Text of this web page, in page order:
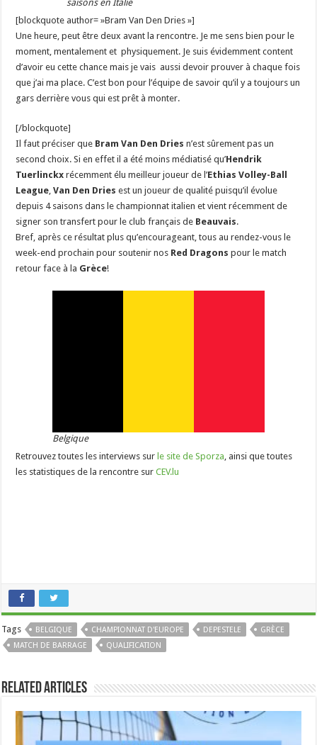
saisons en Italie
[blockquote author= »Bram Van Den Dries »]
Une heure, peut être deux avant la rencontre. Je me sens bien pour le
moment, mentalement et physiquement. Je suis évidemment content
d’avoir eu cette chance mais je vais aussi devoir prouver à chaque fois
que j’ai ma place. C’est bon pour l’équipe de savoir qu’il y a toujours un
gars derrière vous qui est prêt à monter.
[/blockquote]
Il faut préciser que Bram Van Den Dries n’est sûrement pas un
second choix. Si en effet il a été moins médiatisé qu’Hendrik
Tuerlinckx récemment élu meilleur joueur de l’Ethias Volley-Ball
League ,Van Den Dries est un joueur de qualité puisqu’il évolue
depuis 4 saisons dans le championnat italien et vient récemment de
signer son transfert pour le club français de Beauvais.
Bref, après ce résultat plus qu’encourageant, tous au rendez-vous le
week-end prochain pour soutenir nos Red Dragons pour le match
retour face à la Grèce!
Belgique
Retrouvez toutes les interviews surle site de Sporza , ainsi que toutes
les statistiques de la rencontre surCEV.lu
Tags BELGIQUE CHAMPIONNAT D'EUROPE DEPESTELE
GRÈCE
MATCH DE BARRAGE
QUALIFICATION
Related Articles